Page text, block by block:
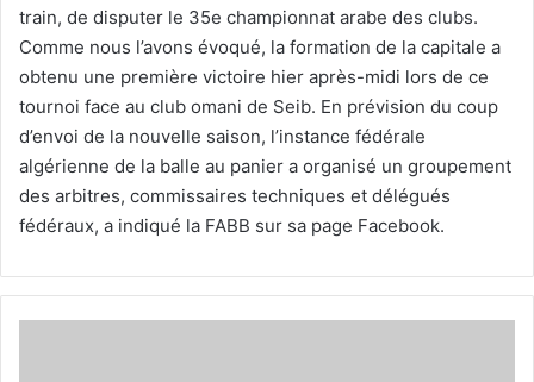
train, de disputer le 35e championnat arabe des clubs.
Comme nous l’avons évoqué, la formation de la capitale a
obtenu une première victoire hier après-midi lors de ce
tournoi face au club omani de Seib. En prévision du coup
d’envoi de la nouvelle saison, l’instance fédérale
algérienne de la balle au panier a organisé un groupement
des arbitres, commissaires techniques et délégués
fédéraux, a indiqué la FABB sur sa page Facebook.